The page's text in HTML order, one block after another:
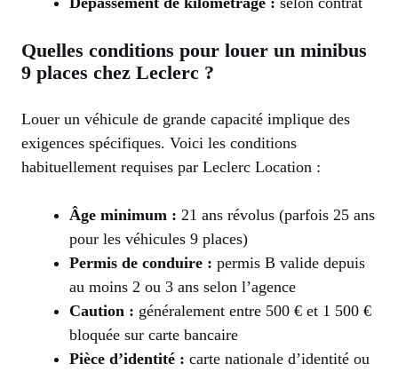
Quelles conditions pour louer un minibus
9 places chez Leclerc ?
Louer un véhicule de grande capacité implique des
exigences spécifiques. Voici les conditions
habituellement requises par Leclerc Location :
Âge minimum : 21 ans révolus (parfois 25 ans
pour les véhicules 9 places)
Permis de conduire : permis B valide depuis
au moins 2 ou 3 ans selon l’agence
Caution : généralement entre 500 € et 1 500 €
bloquée sur carte bancaire
Pièce d’identité : carte nationale d’identité ou